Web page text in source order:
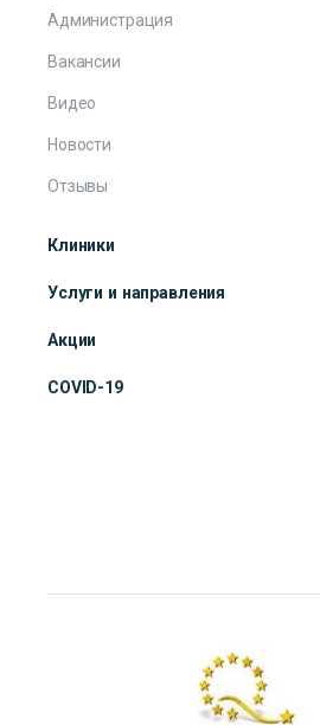
Администрация
Вакансии
Видео
Новости
Отзывы
Клиники
Услуги и направления
Акции
COVID-19